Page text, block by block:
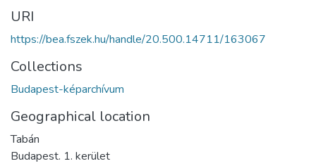
URI
https://bea.fszek.hu/handle/20.500.14711/163067
Collections
Budapest-képarchívum
Geographical location
Tabán
Budapest. 1. kerület